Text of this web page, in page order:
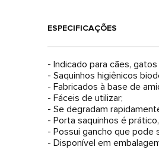
ESPECIFICAÇÕES
- Indicado para cães,
- Saquinhos higiênicos
- Fabricados à base de
- Fáceis de utilizar;
- Se degradam
- Porta saquinhos é
- Possui gancho que pode
- Disponível em